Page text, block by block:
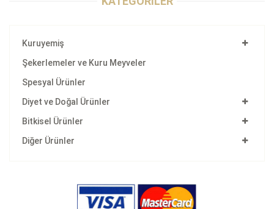
Kuruyemiş
Şekerlemeler ve Kuru Meyveler
Spesyal Ürünler
Diyet ve Doğal Ürünler
Bitkisel Ürünler
Diğer Ürünler